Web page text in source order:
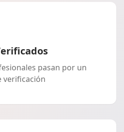
pasan por un
verificación